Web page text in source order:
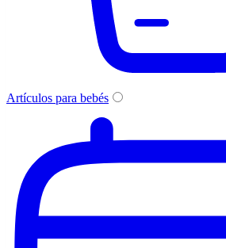
Artículos para bebés